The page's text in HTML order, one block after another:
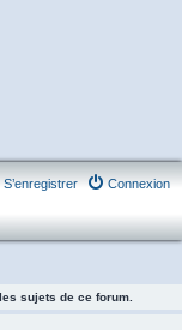
Connexion
S’enregistrer
sujets de ce forum.